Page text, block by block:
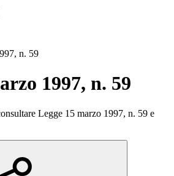
n. 59
1997, n. 59
Legge 15 marzo 1997, n. 59 e